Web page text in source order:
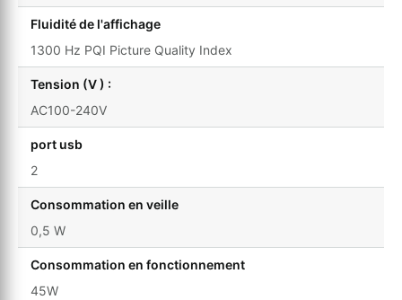
Fluidité de l'affichage
1300 Hz PQI Picture Quality Index
Tension (V ) :
AC100-240V
port usb
2
Consommation en veille
0,5 W
Consommation en fonctionnement
45W